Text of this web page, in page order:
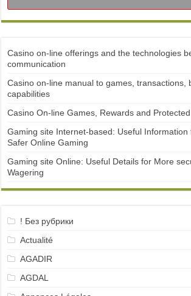
Casino on-line offerings and the technologies
communication
Casino on-line manual to games, transactions,
capabilities
Casino On-line Games, Rewards and
Gaming site Internet-based: Useful
Safer Online Gaming
Gaming site Online: Useful Details for More
Wagering
! Без рубрики
Actualité
AGADIR
AGDAL